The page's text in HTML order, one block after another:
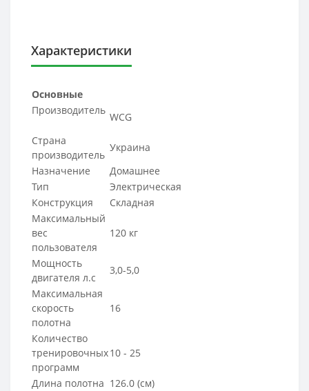
Характеристики
Основные
Производитель
WCG
Страна
производитель
Украина
Назначение
Домашнее
Тип
Электрическая
Конструкция
Складная
Максимальный
вес
пользователя
120 кг
Мощность
двигателя л.с
3,0-5,0
Максимальная
скорость
полотна
16
Количество
тренировочных
программ
10 - 25
Длина полотна 126.0 (см)